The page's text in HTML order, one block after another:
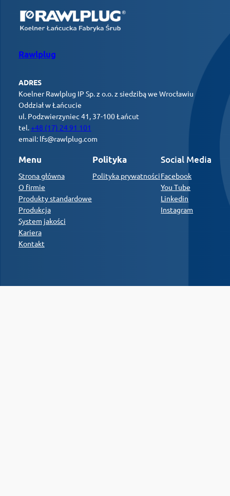
Rawlplug
ADRES
Koelner Rawlplug IP Sp. z o.o. z siedzibą we Wrocławiu
Oddział w Łańcucie
ul. Podzwierzyniec 41, 37-100 Łańcut
tel.+48 (17) 24 91 101
email: lfs@rawlplug.com
Menu
Strona główna
O firmie
Produkty standardowe
Produkcja
System jakości
Kariera
Kontakt
Polityka
Polityka prywatności
Social Media
Facebook
You Tube
Linkedin
Instagram